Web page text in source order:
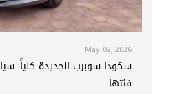
May 02, 2026
سكودا سوبرب الجديدة كلياً:
فئتها